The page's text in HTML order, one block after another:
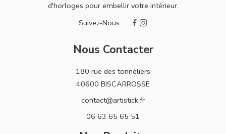
d'horloges pour embellir votre intérieur.
Nous Contacter
180 rue des tonneliers
40600 BISCARROSSE
contact@artistick.fr
06 63 65 65 51